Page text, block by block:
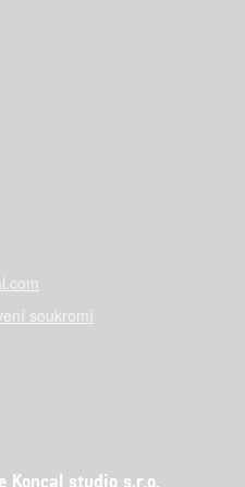
soukromí
studio s.r.o.